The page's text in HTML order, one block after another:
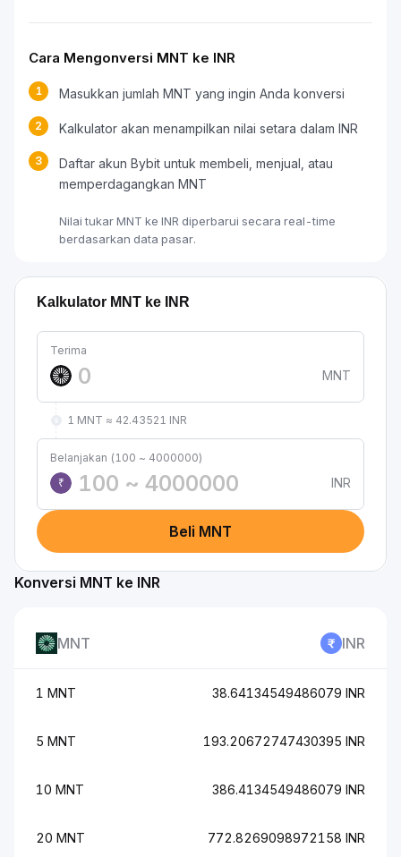
Cara Mengonversi MNT ke INR
1 Masukkan jumlah MNT yang ingin Anda konversi
2 Kalkulator akan menampilkan nilai setara dalam INR
3
Daftar akun Bybit untuk membeli, menjual, atau
memperdagangkan MNT
Nilai tukar MNT ke INR diperbarui secara real-time
berdasarkan data pasar.
Kalkulator MNT ke INR
Terima
MNT
1 MNT ≈ 42.43521 INR
Belanjakan (100 ~ 4000000)
₹
INR
Beli MNT
Konversi MNT ke INR
MNT INR
1 MNT 38.64134549486079 INR
5 MNT 193.20672747430395 INR
10 MNT 386.4134549486079 INR
20 MNT 772.8269098972158 INR